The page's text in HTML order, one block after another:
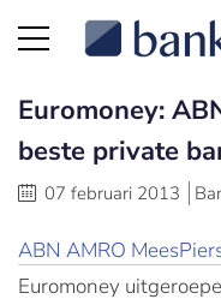
Euromoney:
beste private
07 februari 2013
ABN AMRO
Euromoney